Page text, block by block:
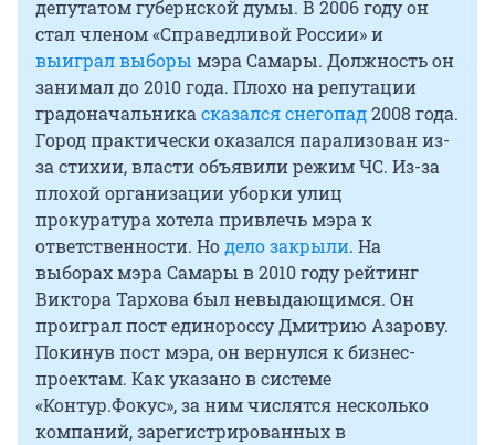
депутатом губернской думы. В 2006 году он
стал членом «Справедливой России» и
выиграл выборы мэра Самары. Должность он
занимал до 2010 года. Плохо на репутации
градоначальника сказался снегопад2008 года.
Город практически оказался парализован из-
за стихии, власти объявили режим ЧС. Из-за
плохой организации уборки улиц
прокуратура хотела привлечь мэра к
ответственности. Нодело закрыли. На
выборах мэра Самары в 2010 году рейтинг
Виктора Тархова был невыдающимся. Он
проиграл пост единороссу Дмитрию Азарову.
Покинув пост мэра, он вернулся к бизнес-
проектам. Как указано в системе
«Контур.Фокус», за ним числятся несколько
компаний, зарегистрированных в